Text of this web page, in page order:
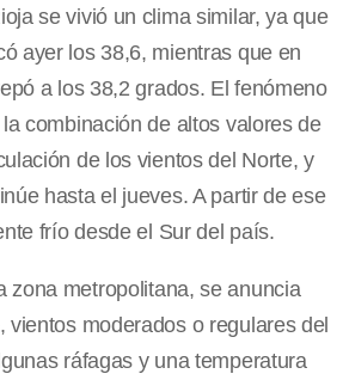
se vivió un clima similar, ya que
ayer los 38,6, mientras que en
a los 38,2 grados. El fenómeno
combinación de altos valores de
de los vientos del Norte, y
hasta el jueves. A partir de ese
frío desde el Sur del país.
zona metropolitana, se anuncia
vientos moderados o regulares del
ráfagas y una temperatura